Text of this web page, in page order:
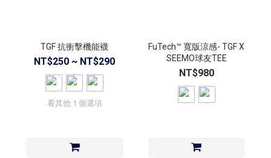
TGF 抗衝擊機能襪
NT$250 ~ NT$290
看其他 1 個選項
FuTech™ 寬版涼感- TGF X
SEEMO球友TEE
NT$980